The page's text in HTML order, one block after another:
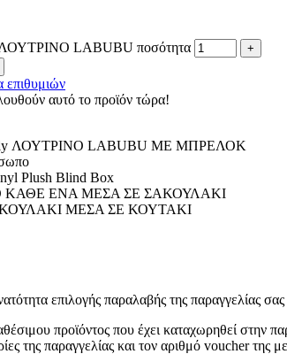
LABUBU ποσότητα
επιθυμιών
αυτό το προϊόν τώρα!
ΛΟΥΤΡΙΝΟ LABUBU ΜΕ ΜΠΡΕΛΟΚ
Plush Blind Box
ΚΑΘΕ ΕΝΑ ΜΕΣΑ ΣΕ ΣΑΚΟΥΛΑΚΙ
ΜΕΣΑ ΣΕ ΚΟΥΤΑΚΙ
επιλογής παραλαβής της παραγγελίας
προϊόντος που έχει καταχωρηθεί στην
της παραγγελίας και τον αριθμό voucher της